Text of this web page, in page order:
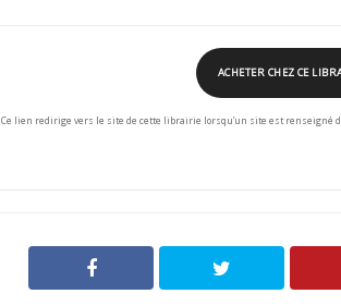
ACHETER CHEZ CE
Ce lien redirige vers le site de cette librairie lorsqu’un site est renseigné